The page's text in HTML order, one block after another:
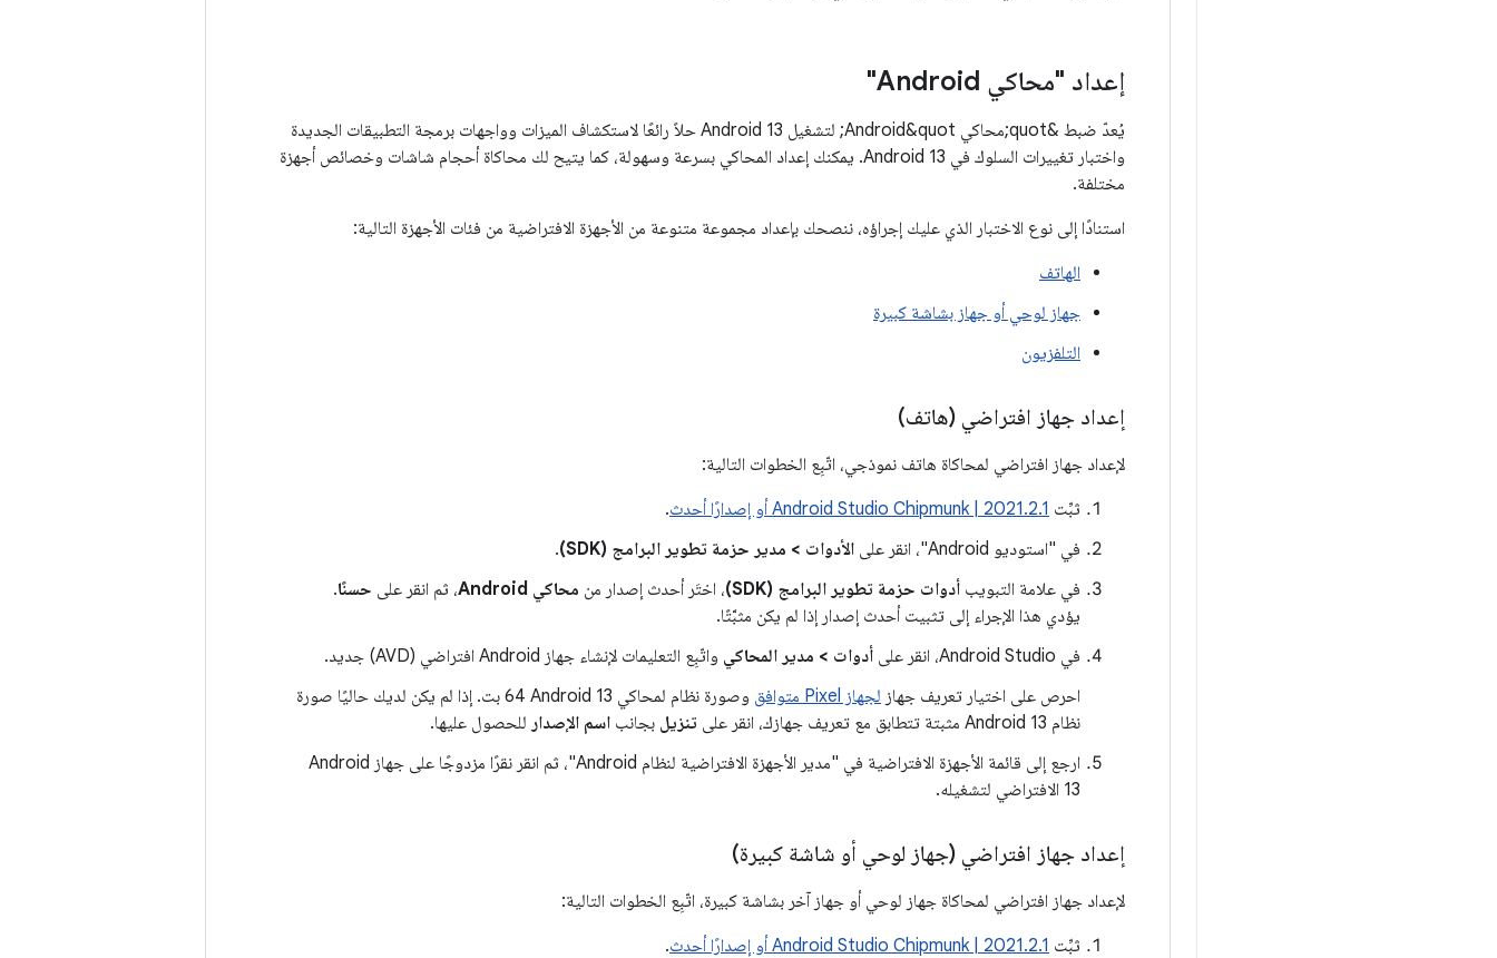
إعداد "محاكي Android"
يُعدّ ضبط &quot;محاكي Android&quot; لتشغيل Android 13 حلاً رائعًا لاستكشاف الميزات وواجهات برمجة التطبيقات الجديدة
واختبار تغييرات السلوك في Android 13. يمكنك إعداد المحاكي بسرعة وسهولة، كما يتيح لك محاكاة أحجام شاشات وخصائص أجهزة
مختلفة.
استنادًا إلى نوع الاختبار الذي عليك إجراؤه، ننصحك بإعداد مجموعة متنوعة من الأجهزة الافتراضية من فئات الأجهزة التالية:
الهاتف
جهاز لوحي أو جهاز بشاشة كبيرة
التلفزيون
إعداد جهاز افتراضي (هاتف)
لإعداد جهاز افتراضي لمحاكاة هاتف نموذجي، اتّبِع الخطوات التالية:
ثبِّت Android Studio Chipmunk | 2021.2.1 أو إصدارًا أحدث
.
في "استوديو Android"، انقر على
الأدوات > مدير حزمة تطوير البرامج (SDK)
.
في علامة التبويب أدوات حزمة تطوير البرامج (SDK) ، اختَر أحدث إصدار من محاكي Android ، ثم انقر على حسنًا.
يؤدي هذا الإجراء إلى تثبيت أحدث إصدار إذا لم يكن مثبَّتًا.
في Android Studio، انقر على
أدوات > مدير المحاكي واتّبِع التعليمات لإنشاء جهاز Android افتراضي (AVD) جديد.
احرص على اختيار تعريف جهاز لجهاز Pixel متوافق
وصورة نظام لمحاكي Android 13‏ 64 بت. إذا لم يكن لديك حاليًا صورة
نظام Android 13 مثبتة تتطابق مع تعريف جهازك، انقر على
تنزيل بجانب اسم الإصدار للحصول عليها.
ارجع إلى قائمة الأجهزة الافتراضية في "مدير الأجهزة الافتراضية لنظام Android"، ثم انقر نقرًا مزدوجًا على جهاز Android
13 الافتراضي لتشغيله.
إعداد جهاز افتراضي (جهاز لوحي أو شاشة كبيرة)
لإعداد جهاز افتراضي لمحاكاة جهاز لوحي أو جهاز آخر بشاشة كبيرة، اتّبِع الخطوات التالية:
ثبِّت Android Studio Chipmunk | 2021.2.1 أو إصدارًا أحدث
.